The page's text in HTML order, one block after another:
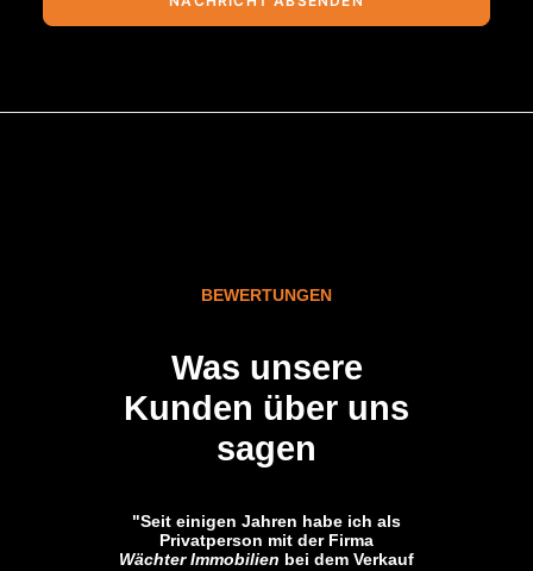
BEWERTUNGEN
Was unsere
Kunden über uns
sagen
"Seit einigen Jahren habe ich als
Privatperson mit der Firma
Wächter Immobilien bei dem Verkauf